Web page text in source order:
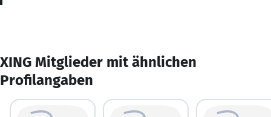
XING Mitglieder mit ähnlichen
Profilangaben